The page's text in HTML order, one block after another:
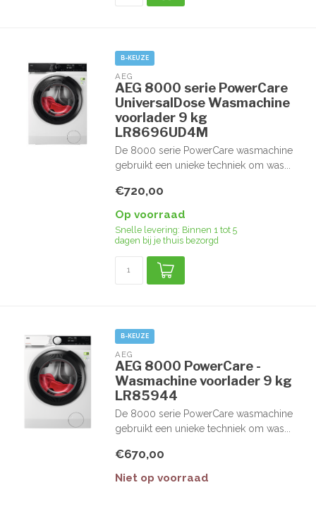
B-KEUZE
AEG
AEG 8000 serie PowerCare
UniversalDose Wasmachine
voorlader 9 kg
LR8696UD4M
De 8000 serie PowerCare wasmachine
gebruikt een unieke techniek om was...
€720,00
Op voorraad
Snelle levering: Binnen 1 tot 5
dagen bij je thuis bezorgd
B-KEUZE
AEG
AEG 8000 PowerCare -
Wasmachine voorlader 9 kg
LR85944
De 8000 serie PowerCare wasmachine
gebruikt een unieke techniek om was...
€670,00
Niet op voorraad